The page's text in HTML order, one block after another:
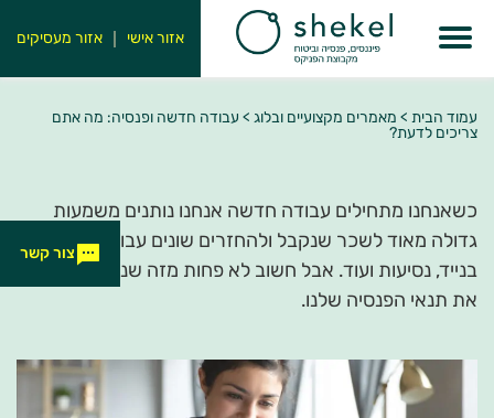
אזור אישי אזור מעסיקים
עמוד הבית > מאמרים מקצועיים ובלוג > עבודה חדשה ופנסיה: מה אתם
צריכים לדעת?
כשאנחנו מתחילים עבודה חדשה אנחנו נותנים משמעות
גדולה מאוד לשכר שנקבל ולהחזרים שונים עבור שימוש
בנייד, נסיעות ועוד. אבל חשוב לא פחות מזה שנדע גם לבחון
את תנאי הפנסיה שלנו.
צור קשר